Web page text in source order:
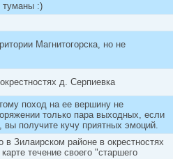
туманы :)
Магнитогорска, но не
д. Серпиевка
поход на ее вершину не
только пара выходных, если
получите кучу приятных эмоций.
Зилаирском районе в окрестностях
течение своего "старшего